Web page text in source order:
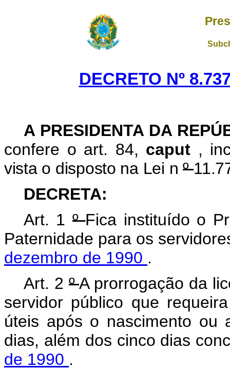
DECRETO Nº
A PRESIDENTA DA
confere o art. 84, caput ,
vista o disposto na Lei nº
DECRETA:
Art. 1ºFica instituído o
Paternidade para os
dezembro de 1990 .
Art. 2ºA prorrogação da
servidor público que
úteis após o nascimento ou
dias, além dos cinco dias
de 1990 .